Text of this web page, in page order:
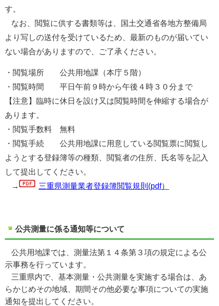
す。
なお、閲覧に供する書類等は、国土交通省各地方整備局
より写しの送付を受けているため、最新のものが届いてい
ない場合がありますので、ご了承ください。
・閲覧場所 公共用地課（本庁５階）
・閲覧時間 平日午前９時から午後４時３０分まで
【注意】臨時に休日を設け又は閲覧時間を伸縮する場合が
あります。
・閲覧手数料 無料
・閲覧手続 公共用地課に用意している閲覧票に閲覧し
ようとする登録簿等の種類、閲覧者の住所、氏名等を記入
して提出してください。
→
三重県測量業者登録簿閲覧規則(pdf）
公共測量に係る通知等について
公共用地課では、測量法第１４条第３項の規定による公
示事務を行っています。
三重県内で、基本測量・公共測量を実施する場合は、あ
らかじめその地域、期間その他必要な事項についての実施
通知を提出してください。